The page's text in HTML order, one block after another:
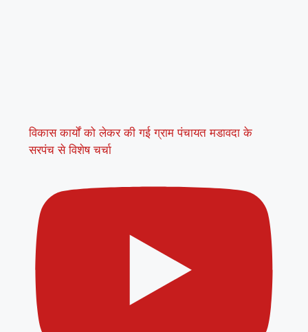
विकास कार्यों को लेकर की गई ग्राम पंचायत मडावदा के
सरपंच से विशेष चर्चा